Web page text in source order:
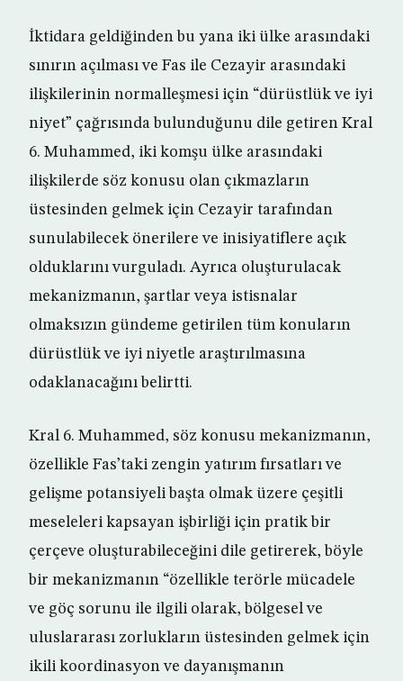
İktidara geldiğinden bu yana iki ülke arasındaki
sınırın açılması ve Fas ile Cezayir arasındaki
ilişkilerinin normalleşmesi için “dürüstlük ve iyi
niyet” çağrısında bulunduğunu dile getiren Kral
6. Muhammed, iki komşu ülke arasındaki
ilişkilerde söz konusu olan çıkmazların
üstesinden gelmek için Cezayir tarafından
sunulabilecek önerilere ve inisiyatiflere açık
olduklarını vurguladı. Ayrıca oluşturulacak
mekanizmanın, şartlar veya istisnalar
olmaksızın gündeme getirilen tüm konuların
dürüstlük ve iyi niyetle araştırılmasına
odaklanacağını belirtti.
Kral 6. Muhammed, söz konusu mekanizmanın,
özellikle Fas’taki zengin yatırım fırsatları ve
gelişme potansiyeli başta olmak üzere çeşitli
meseleleri kapsayan işbirliği için pratik bir
çerçeve oluşturabileceğini dile getirerek, böyle
bir mekanizmanın “özellikle terörle mücadele
ve göç sorunu ile ilgili olarak, bölgesel ve
uluslararası zorlukların üstesinden gelmek için
ikili koordinasyon ve dayanışmanın